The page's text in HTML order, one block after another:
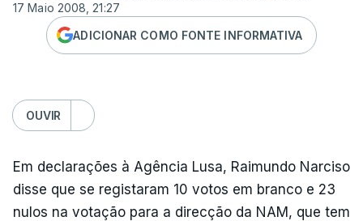
17 Maio 2008, 21:27
ADICIONAR COMO FONTE INFORMATIVA
OUVIR
Em declarações à Agência Lusa, Raimundo Narciso
disse que se registaram 10 votos em branco e 23
nulos na votação para a direcção da NAM, que tem